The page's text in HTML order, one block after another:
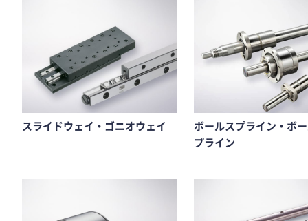
スライドウェイ・ゴニオウェイ
ボールスプライン・ボ
プライン